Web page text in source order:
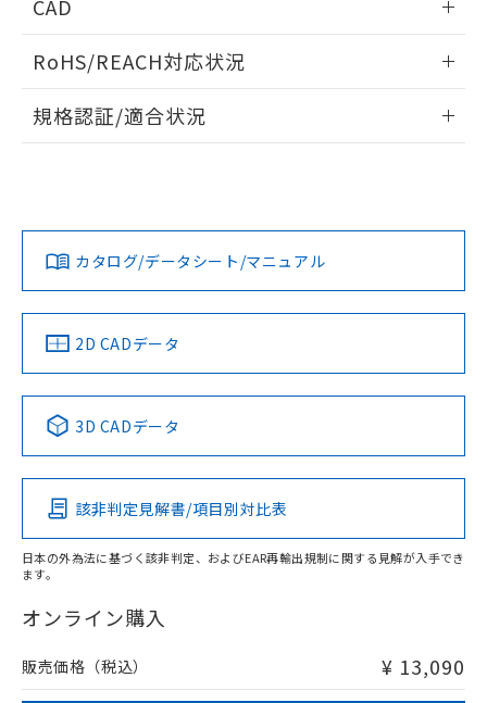
タイムチャート
A: 110mm以上、B: 90mm以上
上、n: 45mm以上
検出物体の大きさと材質による影響
検出領域
CAD
ドすることができます。
ログイン/会員登録
ダウンロードデータをご利用いただく前に、以下を必ずお読
みください。
ソフトウェアの使用条件
RoHS/REACH対応状況
EU RoHS 注意事項・凡例
対応済み
中国 RoHS 注意事項・凡例
Pb Hg Cd Cr(VI)
O
在庫等で未対応品が混在する可能性があります。
問い合わせください。
規格認証/適合状況
LR型式承認
（イギリス
船舶規格）
DNV型式承認
（ノルウェー
BV型式承認
（フランス
KR型式
（韓国
No No No No
この製品の規格認証/適合状況ページへ
その他の認証はこちらのページからご検索ください
カタログ/データシート/マニュアル
2D CADデータ
3D CADデータ
該非判定見解書/項目別対比表
日本の外為法に基づく該非判定、およびEAR再輸出規制に関する見解が入手でき
ます。
オンライン購入
販売価格（税込） ¥ 13,090